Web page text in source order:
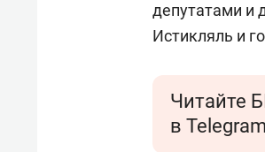
депутатами и
Истикляль и
Читайте
в Telegram